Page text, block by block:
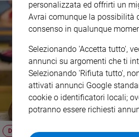
DOPO TUTTO
personalizzata ed offrirti un
Avrai comunque la possibilità
consenso in qualunque
Selezionando 'Accetta tutto',
annunci su argomenti che ti
Selezionando 'Rifiuta tutto',
attivati annunci Google
cookie o identificatori locali;
potranno essere richiesti